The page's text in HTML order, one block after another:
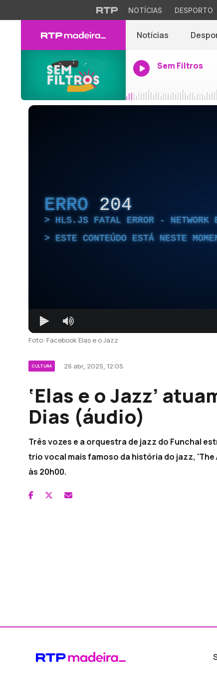
NOTÍCIAS DESPORTO
Notícias
Sem Filtros
ERRO 204
HLS.JS FATAL ERROR - NETWORK
ESTE CONTEÚDO ESTÁ NESTE
Foto: Facebook Elas e o Jazz
CULTURA 26 abr, 2025, 12:05
‘Elas e o Jazz’
Dias (áudio)
Três vozes e a orquestra de jazz do Funchal
trio vocal mais famoso da história do jazz,
às 20h00.